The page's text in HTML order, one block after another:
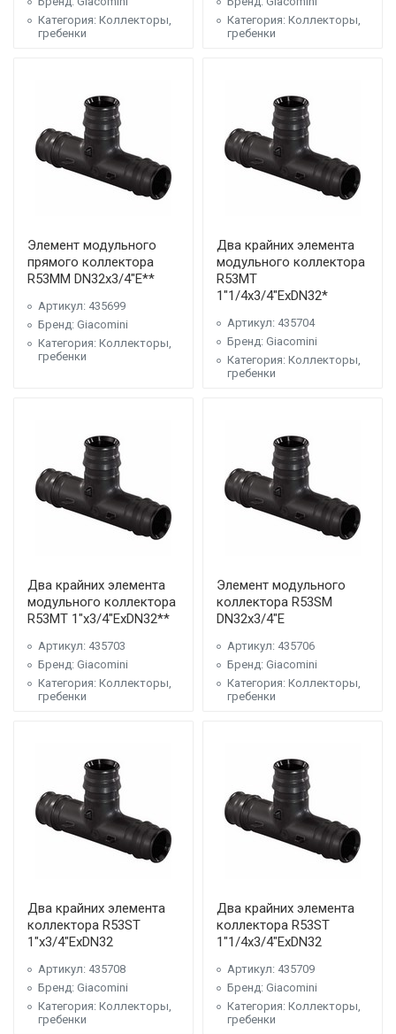
Категория: Коллекторы,
гребенки
Категория: Коллекторы,
гребенки
Элемент модульного
прямого коллектора
R53MM DN32x3/4"E**
Артикул: 435699
Бренд: Giacomini
Категория: Коллекторы,
гребенки
Два крайних элемента
модульного коллектора
R53MT
1"1/4x3/4"ExDN32*
Артикул: 435704
Бренд: Giacomini
Категория: Коллекторы,
гребенки
Два крайних элемента
модульного коллектора
R53MT 1"x3/4"ExDN32**
Артикул: 435703
Бренд: Giacomini
Категория: Коллекторы,
гребенки
Элемент модульного
коллектора R53SM
DN32x3/4"E
Артикул: 435706
Бренд: Giacomini
Категория: Коллекторы,
гребенки
Два крайних элемента
коллектора R53ST
1"x3/4"ExDN32
Артикул: 435708
Бренд: Giacomini
Категория: Коллекторы,
гребенки
Два крайних элемента
коллектора R53ST
1"1/4x3/4"ExDN32
Артикул: 435709
Бренд: Giacomini
Категория: Коллекторы,
гребенки